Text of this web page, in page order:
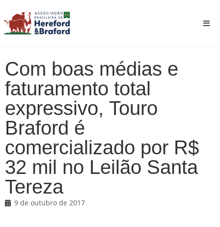
Com boas médias e
faturamento total
expressivo, Touro
Braford é
comercializado por R$
32 mil no Leilão Santa
Tereza
9 de outubro de 2017